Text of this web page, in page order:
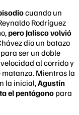
cuando un
Rodríguez
pero Jalisco volvió
dio un batazo
ser un doble
al corrido y
Mientras la
la inicial,Agustín
el pentágono para